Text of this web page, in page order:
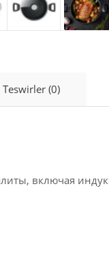
Teswirler (0)
включая